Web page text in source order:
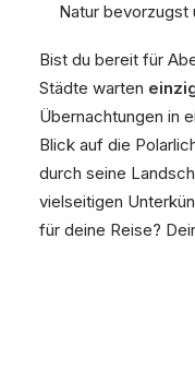
Natur bevorzugst
Bist du bereit für
Städte warten
Übernachtungen in
Blick auf die
durch seine
vielseitigen
für deine Reise?